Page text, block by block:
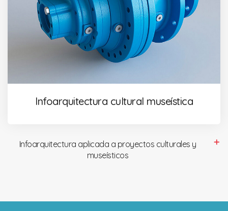
Infoarquitectura cultural museística
Infoarquitectura aplicada a proyectos culturales y
museísticos